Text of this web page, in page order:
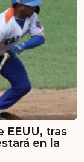
tras
en la